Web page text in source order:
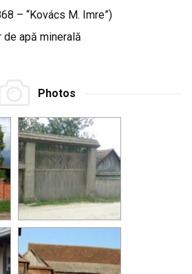
– “Kovács M. Imre”)
apă minerală
Photos